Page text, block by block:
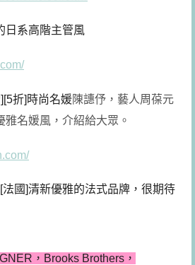
日系高階主管風
折]時尚名媛陳譓伃，藝人周葆元
名媛風，介紹給大眾。
國]清新優雅的法式品牌，很期待
，Brooks Brothers，